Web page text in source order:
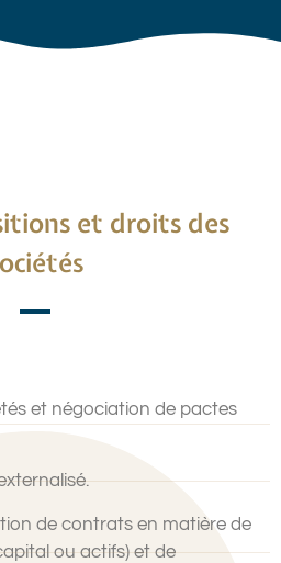
et droits des
et négociation de pactes
de contrats en matière de
ou actifs) et de